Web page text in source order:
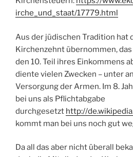
irche_und_staat/17779.html
Aus der jüdischen Tradition hat
Kirchenzehnt übernommen,
den 10. Teil ihres Einkommens
diente vielen Zwecken – unter
Versorgung der Armen. Im 8.
bei uns als Pflichtabgabe
durchgesetzt http://
kommt man bei uns noch gut
Da all das aber nicht überall